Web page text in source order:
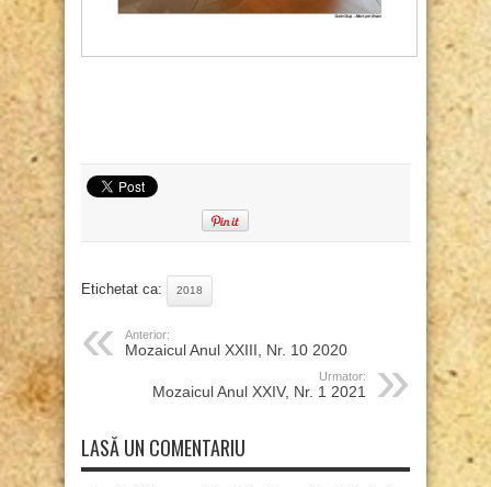
Etichetat ca: 2018
Anterior:
Mozaicul Anul XXIII, Nr. 10 2020
Urmator:
Mozaicul Anul XXIV, Nr. 1 2021
LASĂ UN COMENTARIU